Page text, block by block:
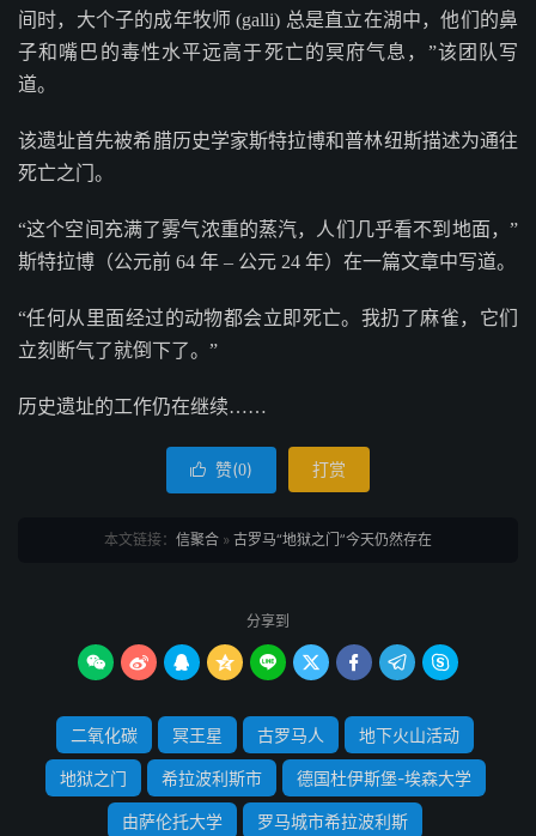
间时，大个子的成年牧师 (galli) 总是直立在湖中，他们的鼻
子和嘴巴的毒性水平远高于死亡的冥府气息，”该团队写
道。
该遗址首先被希腊历史学家斯特拉博和普林纽斯描述为通往
死亡之门。
“这个空间充满了雾气浓重的蒸汽，人们几乎看不到地面，”
斯特拉博（公元前 64 年 – 公元 24 年）在一篇文章中写道。
“任何从里面经过的动物都会立即死亡。我扔了麻雀，它们
立刻断气了就倒下了。”
历史遗址的工作仍在继续……
 赞(0) 打赏
本文链接： 信聚合 » 古罗马“地狱之门”今天仍然存在
分享到
        
二氧化碳 冥王星 古罗马人 地下火山活动
地狱之门 希拉波利斯市 德国杜伊斯堡-埃森大学
由萨伦托大学 罗马城市希拉波利斯